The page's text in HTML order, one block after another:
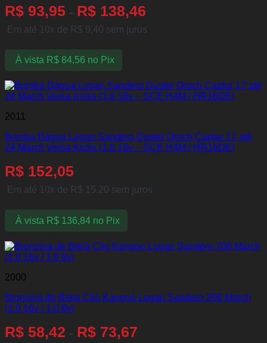
R$ 93,95 - R$ 138,46
Em até 10x de R$ 9,40 sem juros
À vista R$84,56 no Pix
2011
Bomba Dágua Logan Sandero Duster Oroch Captur 17 até
24 March Versa Kicks (1.6 16v – SCE H4M / HR16DE)
R$ 152,05
Em até 10x de R$ 15,20 sem juros
À vista R$136,84 no Pix
2000
Bronzina de Biela Clio Kangoo Logan Sandero 206 March
(1.0 16v / 1.0 8v)
R$ 58,42 - R$ 73,67